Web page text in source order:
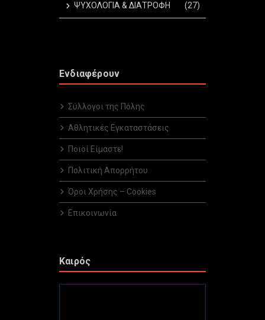
ΨΥΧΟΛΟΓΙΑ & ΔΙΑΤΡΟΦΗ (27)
Ενδιαφέρουν
Σύλλογοι της Πόλης
Αθλητικές Εγκαταστάσεις
Ποιοί Είμαστε!
Πολιτική Απορρήτου
Όροι Χρήσης – Cookies
Επικοινωνία
Καιρός